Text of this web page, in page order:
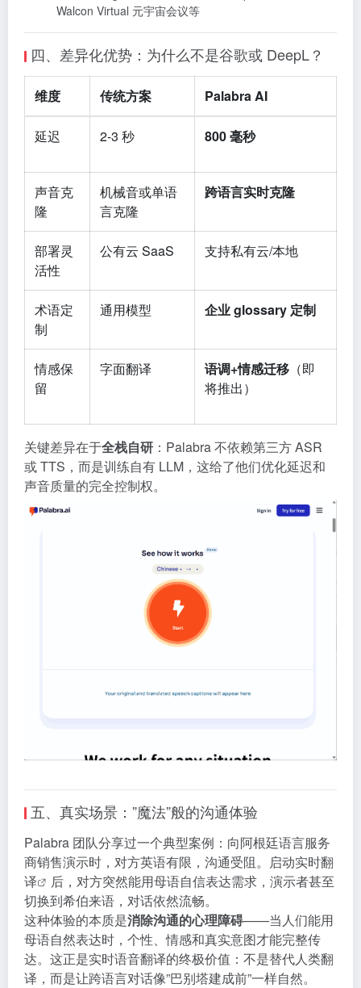
Walcon Virtual 元宇宙会议等
四、差异化优势：为什么不是谷歌或 DeepL？
维度 传统方案 Palabra AI
延迟 2-3 秒 800 毫秒
声音克
隆
机械音或单语
言克隆
跨语言实时克隆
部署灵
活性
公有云 SaaS 支持私有云/本地
术语定
制
通用模型 企业 glossary 定制
情感保
留
字面翻译 语调+情感迁移 （即
将推出）
关键差异在于全栈自研 ：Palabra 不依赖第三方 ASR
或 TTS，而是训练自有 LLM，这给了他们优化延迟和
声音质量的完全控制权。
五、真实场景：”魔法”般的沟通体验
Palabra 团队分享过一个典型案例：向阿根廷语言服务
商销售演示时，对方英语有限，沟通受阻。启动实时翻
译
后，对方突然能用母语自信表达需求，演示者甚至
切换到希伯来语，对话依然流畅。
这种体验的本质是消除沟通的心理障碍——当人们能用
母语自然表达时，个性、情感和真实意图才能完整传
达。这正是实时语音翻译的终极价值：不是替代人类翻
译，而是让跨语言对话像”巴别塔建成前”一样自然。